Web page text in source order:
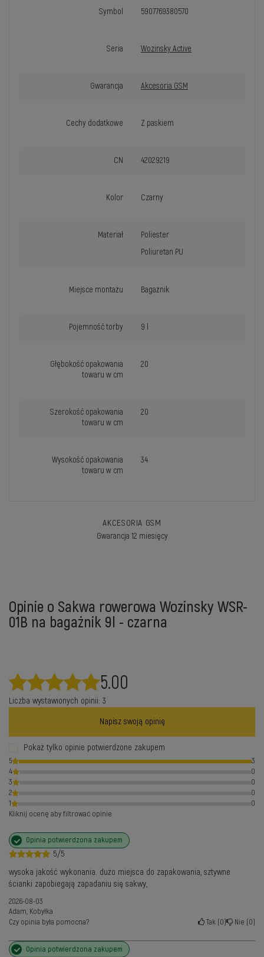
Symbol 5907769380570
Seria Wozinsky Active
Gwarancja Akcesoria GSM
Cechy dodatkowe Z paskiem
CN 42029219
Kolor Czarny
Materiał
Poliester
Poliuretan PU
Miejsce montażu Bagażnik
Pojemność torby 9 l
Głębokość opakowania
towaru w cm
20
Szerokość opakowania
towaru w cm
20
Wysokość opakowania
towaru w cm
34
AKCESORIA GSM
Gwarancja 12 miesięcy
Opinie o Sakwa rowerowa Wozinsky WSR-
01B na bagażnik 9l - czarna
5.00
Liczba wystawionych opinii: 3
Napisz swoją opinię
Pokaż tylko opinie potwierdzone zakupem
5
3
4
0
3
0
2
0
1
0
Kliknij ocenę aby filtrować opinie
5/5
Opinia potwierdzona zakupem
wysoka jakość wykonania. dużo miejsca do zapakowania, sztywne
ścianki zapobiegają zapadaniu się sakwy,
2026-08-03
Adam, Kobyłka
Czy opinia była pomocna?
Tak 0 Nie 0
Opinia potwierdzona zakupem